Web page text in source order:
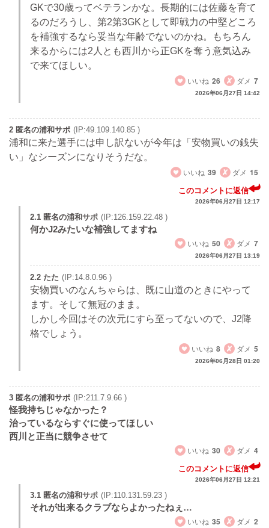
GKで30歳ってベテランかな。長期的には佐藤を育て
るのだろうし、第2第3GKとして即戦力の中堅どころ
を補強するなら妥当な年齢でないのかね。もちろん
来るからには2人とも西川から正GKを奪う意気込み
で来てほしい。
いいね 26 ダメ 7
2026年06月27日 14:42
2 匿名の浦和サポ (IP:49.109.140.85 )
浦和に来た選手には申し訳ないが今年は「安物買いの銭失
い」なシーズンになりそうだな。
いいね 39 ダメ 15
このコメントに返信
2026年06月27日 12:17
2.1 匿名の浦和サポ (IP:126.159.22.48 )
何かJ2みたいな補強してますね
いいね 50 ダメ 7
2026年06月27日 13:19
2.2 たた (IP:14.8.0.96 )
安物買いのなんちゃらは、既に山道のときにやって
ます。そして無冠のまま。
しかし今回はその次元にすら至ってないので、J2降
格でしょう。
いいね 8 ダメ 5
2026年06月28日 01:20
3 匿名の浦和サポ (IP:211.7.9.66 )
怪我持ちじゃなかった？
治っているならすぐに使ってほしい
西川と正当に競争させて
いいね 30 ダメ 4
このコメントに返信
2026年06月27日 12:21
3.1 匿名の浦和サポ (IP:110.131.59.23 )
それが出来るクラブならよかったねぇ…
いいね 35 ダメ 2